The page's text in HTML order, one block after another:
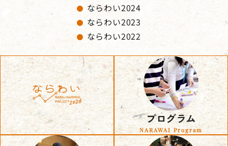
ならわい2024
ならわい2023
ならわい2022
プログラム
NARAWAI Program